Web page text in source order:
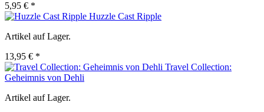
5,95 € *
Huzzle Cast Ripple
Artikel auf Lager.
13,95 € *
Travel Collection:
Geheimnis von Dehli
Artikel auf Lager.